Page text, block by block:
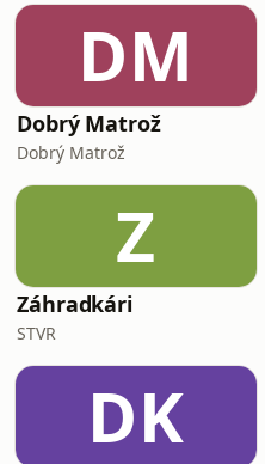
DM
Dobrý Matrož
Dobrý Matrož
Z
Záhradkári
STVR
DK